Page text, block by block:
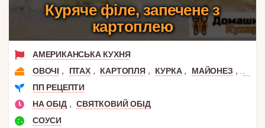
Куряче філе, запечене з
картоплею
АМЕРИКАНСЬКА КУХНЯ
ОВОЧІ , ПТАХ , КАРТОПЛЯ , КУРКА , МАЙОНЕЗ ,
ПП РЕЦЕПТИ
НА ОБІД , СВЯТКОВИЙ ОБІД
СОУСИ